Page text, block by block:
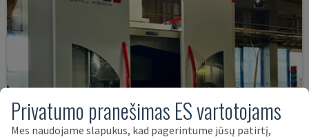
Privatumo pranešimas ES vartotojams
Mes naudojame slapukus, kad pagerintume jūsų patirtį,